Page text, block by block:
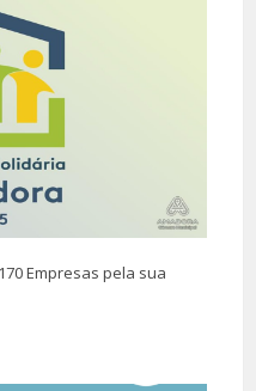
Empresas pela sua